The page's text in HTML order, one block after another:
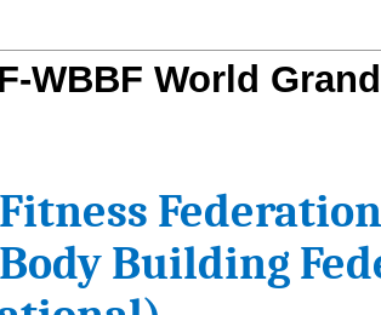
WBBF World
Building